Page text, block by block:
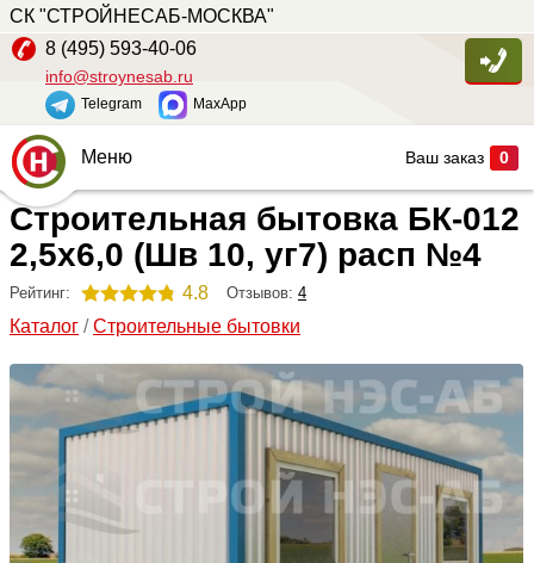
СК "СТРОЙНЕСАБ-МОСКВА"
8 (495) 593-40-06
info@stroynesab.ru
Telegram MaxApp
Ваш заказ 0
Главная
Каталог
Услуги
Наши работы
Сопутствующие товары
О компании
Меню
Строительная бытовка БК-012
2,5х6,0 (Шв 10, уг7) расп №4
Рейтинг: 4.8 Отзывов: 4
Каталог /Строительные бытовки